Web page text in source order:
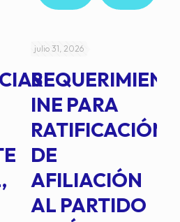
julio 31, 2026
INE PARA
RATIFICACIÓN
DE
AFILIACIÓN
AL PARTIDO